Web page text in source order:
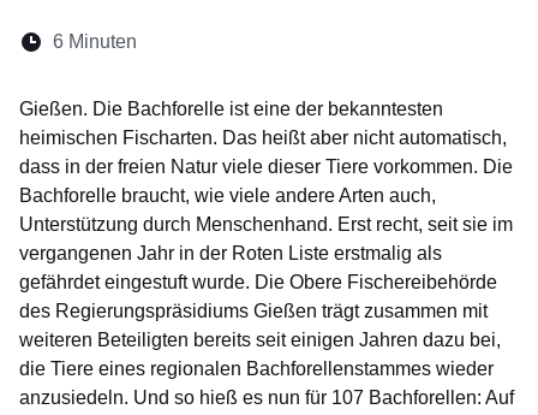
Lesedauer:
6 Minuten
Gießen. Die Bachforelle ist eine der bekanntesten
heimischen Fischarten. Das heißt aber nicht automatisch,
dass in der freien Natur viele dieser Tiere vorkommen. Die
Bachforelle braucht, wie viele andere Arten auch,
Unterstützung durch Menschenhand. Erst recht, seit sie im
vergangenen Jahr in der Roten Liste erstmalig als
gefährdet eingestuft wurde. Die Obere Fischereibehörde
des Regierungspräsidiums Gießen trägt zusammen mit
weiteren Beteiligten bereits seit einigen Jahren dazu bei,
die Tiere eines regionalen Bachforellenstammes wieder
anzusiedeln. Und so hieß es nun für 107 Bachforellen: Auf